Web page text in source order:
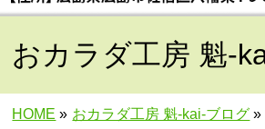
おカラダ工房 魁-
HOME » おカラダ工房 魁-kai-ブログ »